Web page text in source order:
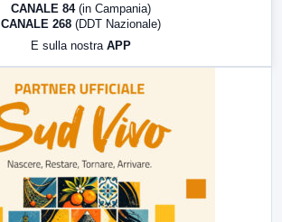
CANALE 84 (in Campania)
CANALE 268 (DDT Nazionale)
E sulla nostra APP